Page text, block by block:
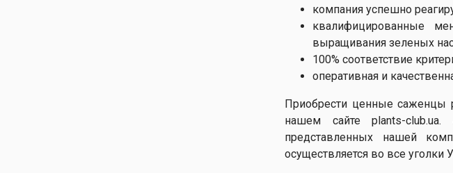
компания успешно
квалифицированные
выращивания зеленых
100% соответствие
оперативная и
Приобрести ценные саженцы
нашем сайте plants-
представленных нашей
осуществляется во все уголки